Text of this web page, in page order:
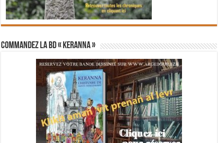
Commandez la BD « Keranna »